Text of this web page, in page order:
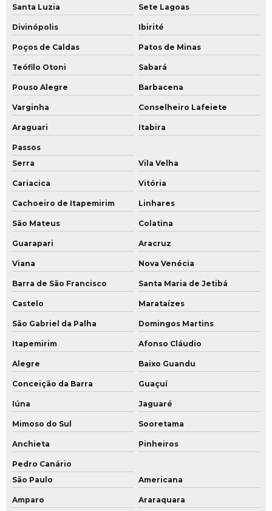
Uniforme vestido copeira
Uniformes profissionais guarda pó
Uniformes pronta entrega
Uniformes pronta entrega em sp
Uniformes sociais camisas
Uniformes sociais femininos para empresas
Uniformes sociais no atacado
Fabrica de uniformes sociais em sp
Fábrica de uniformes feminino
Fabricante de uniforme para clínicas
Fábrica de conjunto operacional
Camiseta uniforme masculino
Uniforme brim com faixa refletiva laranja
Uniforme de brim
Camiseta uniforme empresa personalizada
Uniforme de brim manga longa
Santa Luzia Sete Lagoas
Divinópolis Ibirité
Poços de Caldas Patos de Minas
Teófilo Otoni Sabará
Pouso Alegre Barbacena
Varginha Conselheiro Lafeiete
Araguari Itabira
Passos
Serra
Vila Velha
Cariacica Vitória
Cachoeiro de Itapemirim Linhares
São Mateus Colatina
Guarapari Aracruz
Viana Nova Venécia
Barra de São Francisco Santa Maria de Jetibá
Castelo Marataízes
São Gabriel da Palha Domingos Martins
Itapemirim Afonso Cláudio
Alegre Baixo Guandu
Conceição da Barra Guaçuí
Iúna Jaguaré
Mimoso do Sul Sooretama
Anchieta Pinheiros
Pedro Canário
São Paulo
Americana
Amparo Araraquara